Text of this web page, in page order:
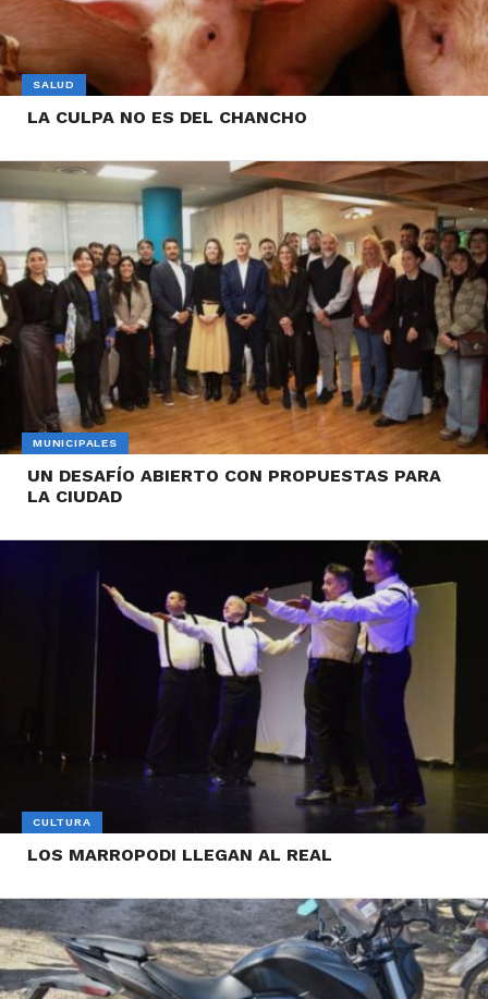
SALUD
LA CULPA NO ES DEL CHANCHO
MUNICIPALES
UN DESAFÍO ABIERTO CON PROPUESTAS PARA
LA CIUDAD
CULTURA
LOS MARROPODI LLEGAN AL REAL